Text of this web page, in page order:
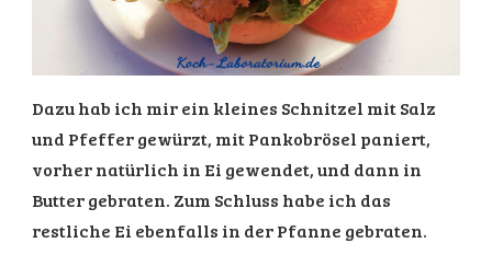
Dazu hab ich mir ein kleines Schnitzel mit Salz
und Pfeffer gewürzt, mit Pankobrösel paniert,
vorher natürlich in Ei gewendet, und dann in
Butter gebraten. Zum Schluss habe ich das
restliche Ei ebenfalls in der Pfanne gebraten.